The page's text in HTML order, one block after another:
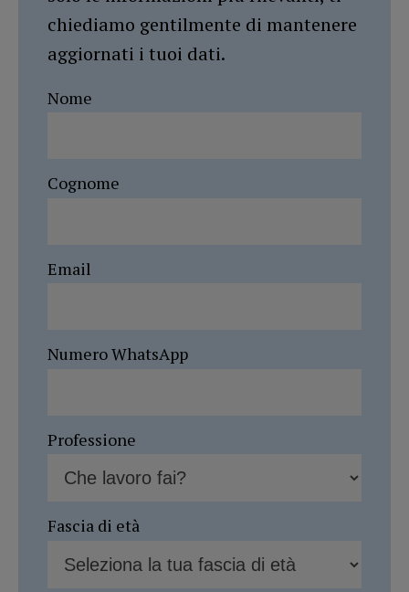
chiediamo gentilmente di mantenere
aggiornati i tuoi dati.
Nome
Cognome
Email
Numero WhatsApp
Professione
Fascia di età